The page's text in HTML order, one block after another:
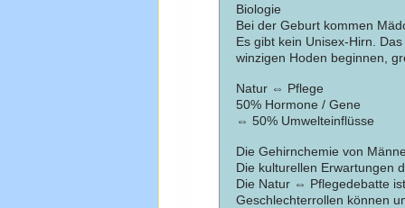
Biologie
Bei der Geburt kommen
Es gibt kein Unisex-Hirn.
winzigen Hoden beginnen,
Natur ⇔ Pflege
50% Hormone / Gene
⇔ 50% Umwelteinflüsse
Die Gehirnchemie von
Die kulturellen Erwartungen
Die Natur ⇔ Pflegedebatte
Geschlechterrollen können